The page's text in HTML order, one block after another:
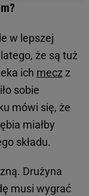
w lepszej
że są tuż
ich mecz z
sobie
mówi się, że
miałby
składu.
Drużyna
musi wygrać